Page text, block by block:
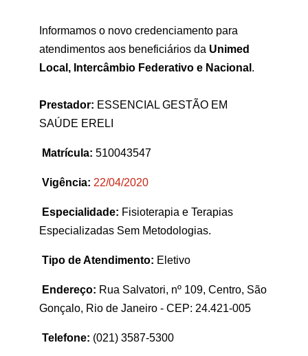
Informamos o novo credenciamento para
atendimentos aos beneficiários da Unimed
Local, Intercâmbio Federativo e Nacional .
Prestador: ESSENCIAL GESTÃO EM
SAÚDE ERELI
Matrícula: 510043547
Vigência: 22/04/2020
Especialidade: Fisioterapia e Terapias
Especializadas Sem Metodologias.
Tipo de Atendimento: Eletivo
Endereço: Rua Salvatori, nº 109, Centro, São
Gonçalo, Rio de Janeiro - CEP: 24.421-005
Telefone: (021) 3587-5300